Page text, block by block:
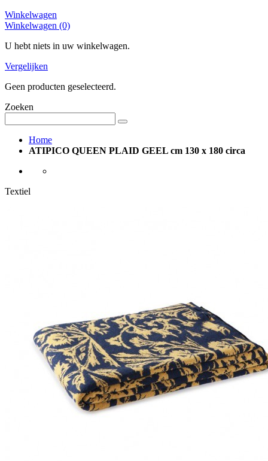
Winkelwagen
Winkelwagen (0)
U hebt niets in uw winkelwagen.
Vergelijken
Geen producten geselecteerd.
Zoeken
Home
ATIPICO QUEEN PLAID GEEL cm 130 x 180 circa
Textiel